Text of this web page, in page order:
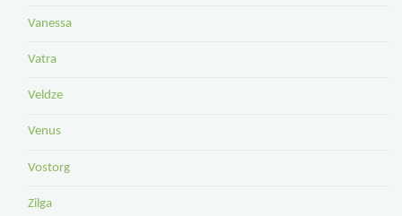
Vanessa
Vatra
Veldze
Venus
Vostorg
Zilga